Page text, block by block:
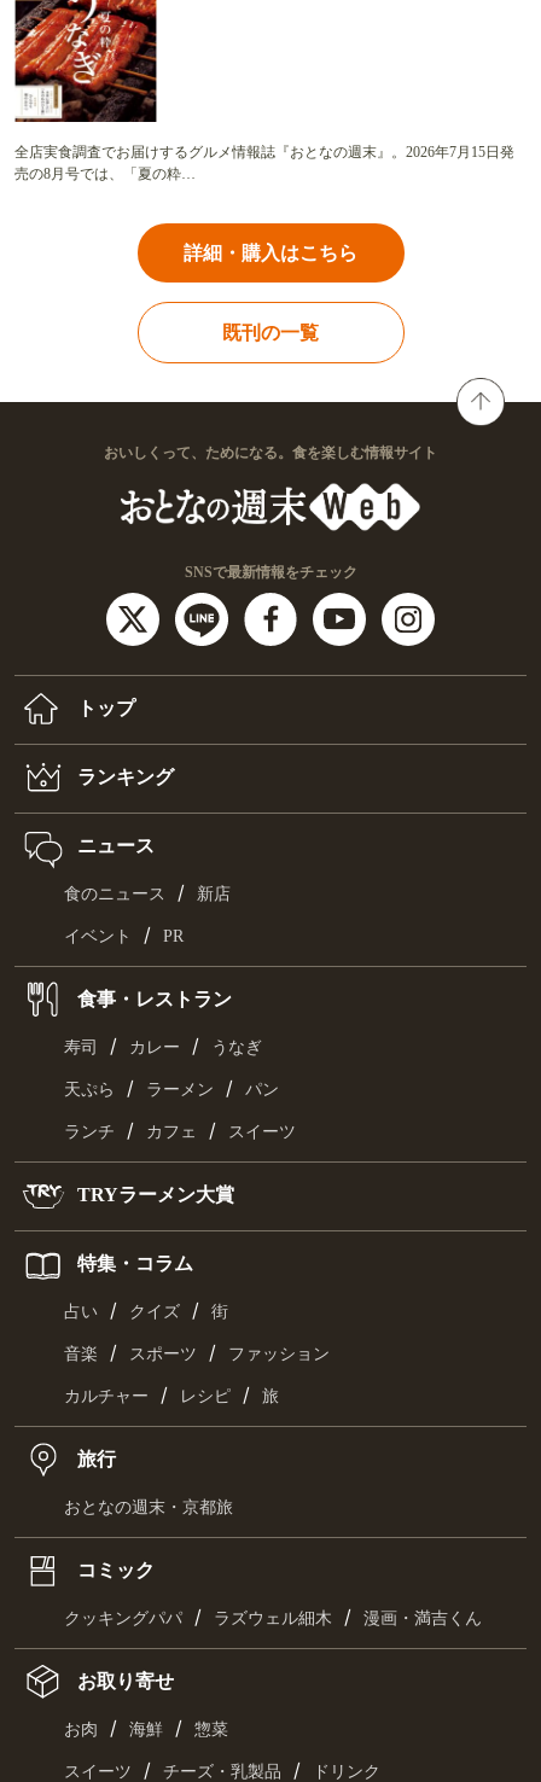
全店実食調査でお届けするグルメ情報誌『おとなの週末』。2026年7月15日発
売の8月号では、「夏の粋…
詳細・購入はこちら
既刊の一覧
おいしくって、ためになる。食を楽しむ情報サイト
SNSで最新情報をチェック
トップ
ランキング
ニュース
食のニュース / 新店
イベント / PR
食事・レストラン
寿司 / カレー / うなぎ
天ぷら / ラーメン / パン
ランチ / カフェ / スイーツ
TRYラーメン大賞
特集・コラム
占い / クイズ / 街
音楽 / スポーツ / ファッション
カルチャー / レシピ / 旅
旅行
おとなの週末・京都旅
コミック
クッキングパパ / ラズウェル細木 / 漫画・満吉くん
お取り寄せ
お肉 / 海鮮 / 惣菜
スイーツ / チーズ・乳製品 / ドリンク